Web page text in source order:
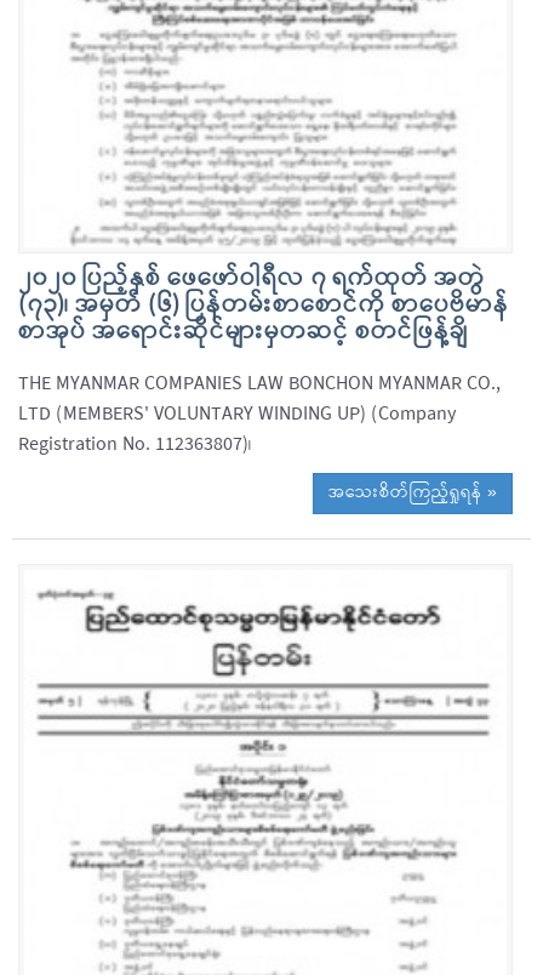
၂၀၂၀ ပြည့်နှစ် ဖေဖော်ဝါရီလ ၇ ရက်ထုတ် အတွဲ
(၇၃)၊ အမှတ် (၆) ပြန်တမ်းစာစောင်ကို စာပေဗိမာန်
စာအုပ် အရောင်းဆိုင်များမှတဆင့် စတင်ဖြန့်ချိ
THE MYANMAR COMPANIES LAW BONCHON MYANMAR CO.,
LTD (MEMBERS' VOLUNTARY WINDING UP) (Company
Registration No. 112363807)၊
အသေးစိတ်ကြည့်ရှုရန် »